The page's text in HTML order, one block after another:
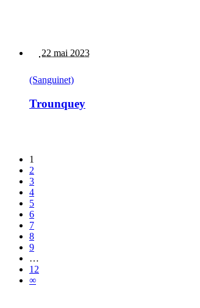
22 mai 2023
(Sanguinet)
Trounquey
1
2
3
4
5
6
7
8
9
…
12
∞